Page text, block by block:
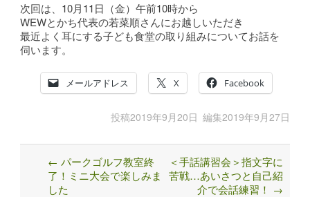
次回は、10月11日（金）午前10時から
WEWとかち代表の若菜順さんにお越しいただき
最近よく耳にする子ども食堂の取り組みについてお話を
伺います。
メールアドレス X Facebook
投稿2019年9月20日 編集2019年9月27日
Post
navigation
← パークゴルフ教室終
了！ミニ大会で楽しみま
した
＜手話講習会＞指文字に
苦戦…あいさつと自己紹
介で会話練習！ →